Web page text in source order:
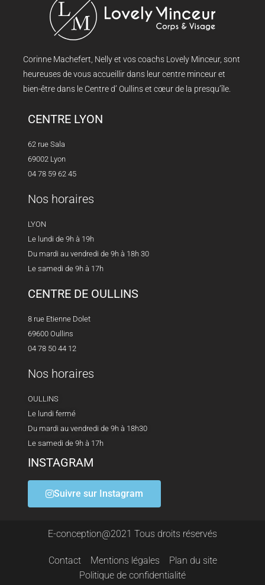
Corinne Machefert, Nelly et vos coachs Lovely Minceur, sont
heureuses de vous accueillir dans leur centre minceur et
bien-être dans le Centre d’ Oullins et cœur de la presqu’île.
CENTRE LYON
62 rue Sala
69002 Lyon
04 78 59 62 45
Nos horaires
LYON
Le lundi de 9h à 19h
Du mardi au vendredi de 9h à 18h 30
Le samedi de 9h à 17h
CENTRE DE OULLINS
8 rue Etienne Dolet
69600 Oullins
04 78 50 44 12
Nos horaires
OULLINS
Le lundi fermé
Du mardi au vendredi de 9h à 18h30
Le samedi de 9h à 17h
INSTAGRAM
Suivre sur Instagram
E-conception@2021 Tous droits réservés
Contact Mentions légales
Plan du site
Politique de confidentialité